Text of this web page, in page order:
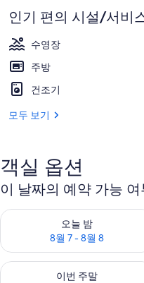
진
갤
러
리
기
인기 편의 시설/서비
수영장
주방
건조기
모두 보기
객실 옵션
이 날짜의 예약 가능 여
오늘 밤
8월 7 - 8월 8
오늘 밤 예약 가능 여부 확인,
이번 주말
이번 주말 예약 가능 여부 확